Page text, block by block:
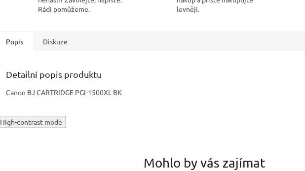
Rádi pomůžeme.
levněji.
Popis Diskuze
Detailní popis produktu
Canon BJ CARTRIDGE PGI-1500XL BK
High-contrast mode
Mohlo by vás zajímat